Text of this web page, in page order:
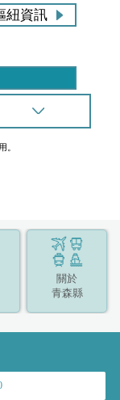
紐資訊
。
關於
青森縣